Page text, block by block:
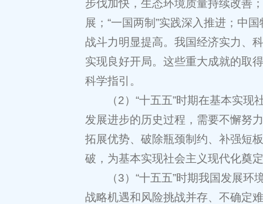
步伐加快，生态环境质量持续改善
展；“一国两制”实践深入推进；中
战斗力明显提高。我国经济实力、
实现良好开局。这些重大成就的取
科学指引。
（2）“十五五”时期在基本实
发展进步的历史过程，需要不懈努
拓展优势、破除瓶颈制约、补强短
破，为基本实现社会主义现代化奠
（3）“十五五”时期我国发展
战略机遇和风险挑战并存、不确定